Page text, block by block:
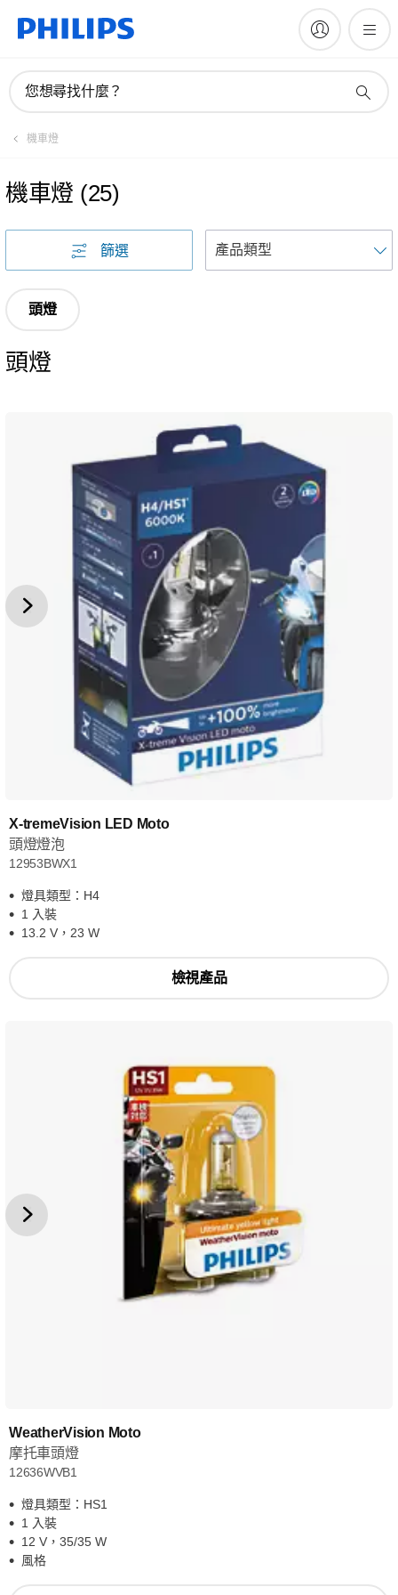
您想尋找什麼？
機車燈
機車燈 (25)
篩選
頭燈
頭燈
X-tremeVision LED Moto
頭燈燈泡
12953BWX1
燈具類型：H4
1 入裝
13.2 V，23 W
檢視產品
WeatherVision Moto
摩托車頭燈
12636WVB1
燈具類型：HS1
1 入裝
12 V，35/35 W
風格